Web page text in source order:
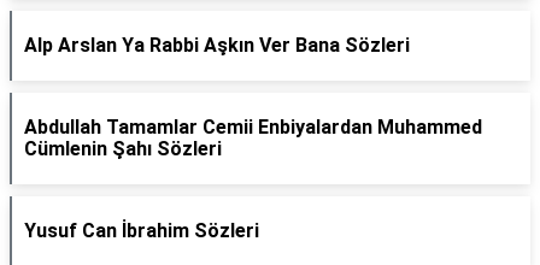
Alp Arslan Ya Rabbi Aşkın Ver Bana Sözleri
Abdullah Tamamlar Cemii Enbiyalardan Muhammed
Cümlenin Şahı Sözleri
Yusuf Can İbrahim Sözleri